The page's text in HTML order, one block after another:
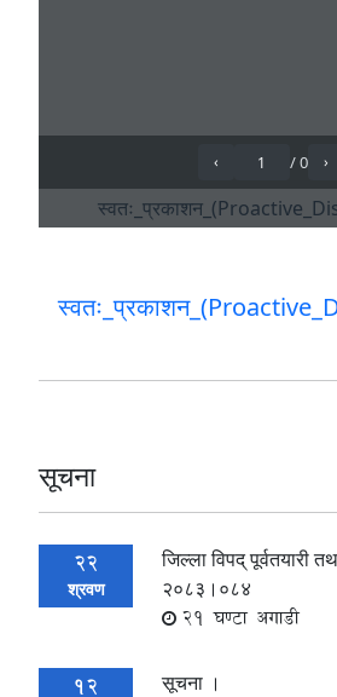
सूचना
22
श्रवण
जिल्ला विपद् पूर्वतयारी
२०८३।०८४
21 घण्टा अगाडी
12 सूचना ।